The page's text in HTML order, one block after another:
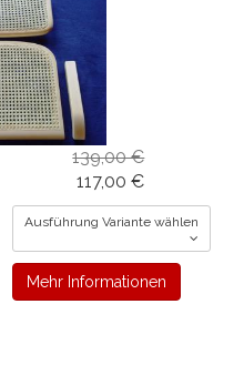
139,00 €
117,00 €
Ausführung Variante wählen
Mehr Informationen